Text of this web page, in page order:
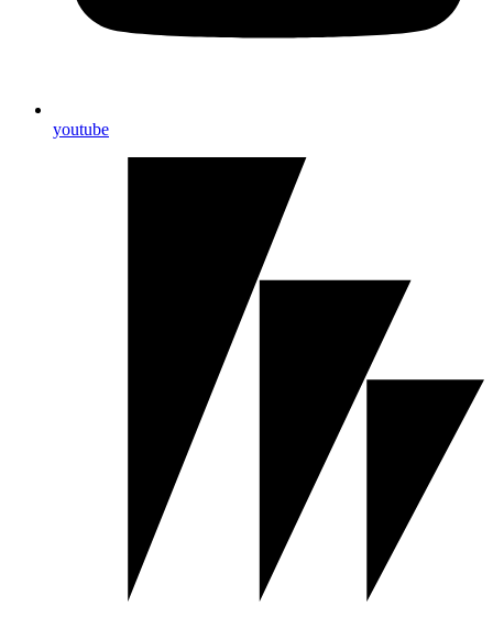
youtube